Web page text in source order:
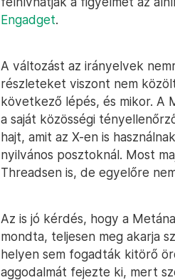
Engadget.
A változást az irányelvek
részleteket viszont nem
következő lépés, és mikor. A
a saját közösségi
hajt, amit az X-en is
nyilvános posztoknál. Most
Threadsen is, de egyelőre
Az is jó kérdés, hogy a
mondta, teljesen meg akarja
helyen sem fogadták kitörő
aggodalmát fejezte ki, mert